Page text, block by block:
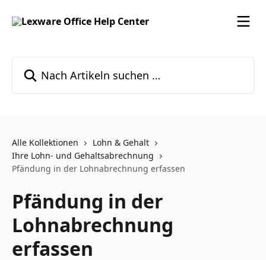
Alle Kollektionen
Lohn & Gehalt
Ihre Lohn- und Gehaltsabrechnung
Pfändung in der Lohnabrechnung erfassen
Pfändung in der
Lohnabrechnung
erfassen